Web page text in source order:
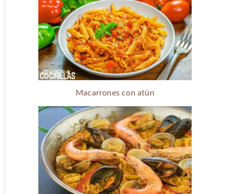
Macarrones con atún